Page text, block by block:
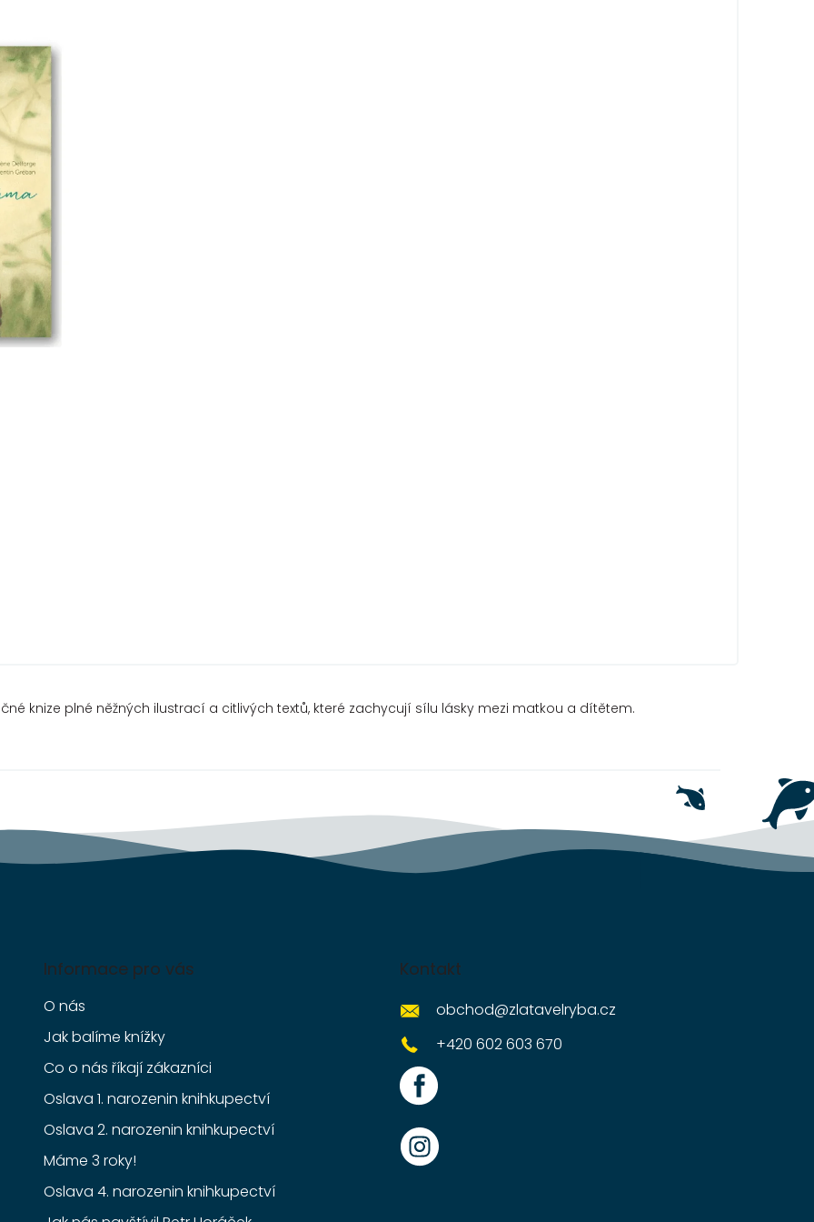
knize plné něžných ilustrací a citlivých textů, které zachycují sílu lásky mezi matkou a dítětem.
Informace pro vás
O nás
Jak balíme knížky
Co o nás říkají zákazníci
Oslava 1. narozenin knihkupectví
Oslava 2. narozenin knihkupectví
Máme 3 roky!
Oslava 4. narozenin knihkupectví
Kontakt
obchod@zlatavelryba.cz
+420 602 603 670